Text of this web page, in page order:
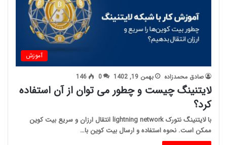
آموزش
صادق محمدزاده بهمن 19, 1402 0
146
لایتنینگ چیست و چطور می توان از آن استفاده
کرد؟
با لایتنینگ نتورک lightning network انتقال ارزان و سریع بیت کوین
ممکن است. نحوه استفاده و ارسال بیت کوین با…